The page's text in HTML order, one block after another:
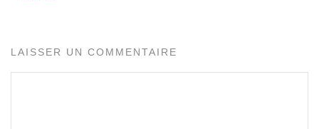
LAISSER UN COMMENTAIRE